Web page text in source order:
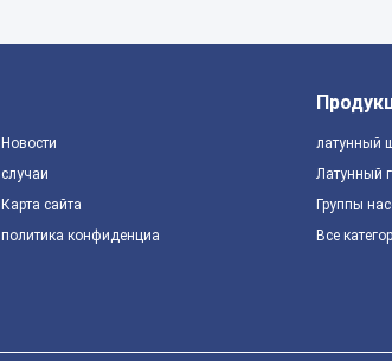
Новости
случаи
Карта сайта
политика конфиденциальности
латунный
Латунный
Группы
Все